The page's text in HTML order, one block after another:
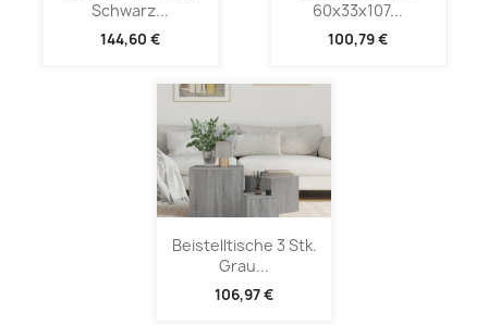
Schwarz...
144,60 €
60x33x107...
100,79 €
Beistelltische 3 Stk.
Grau...
106,97 €